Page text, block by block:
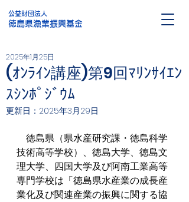
公益財団法人
徳島県漁業振興基金
(ｵﾝﾗｲﾝ講座)第9回ﾏﾘﾝｻｲｴﾝ
ｽｼﾝﾎﾟｼﾞｳﾑ
2025年1月25日
更新日： 2025年3月29日
徳島県（県水産研究課・徳島科学
技術高等学校）、徳島大学、徳島文
理大学、四国大学及び阿南工業高等
専門学校は「徳島県水産業の成長産
業化及び関連産業の振興に関する協